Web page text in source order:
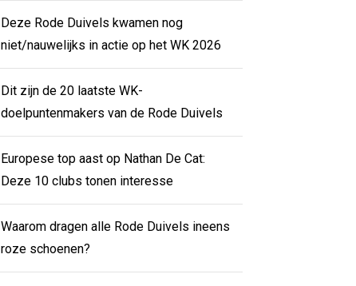
Deze Rode Duivels kwamen nog
niet/nauwelijks in actie op het WK 2026
Dit zijn de 20 laatste WK-
doelpuntenmakers van de Rode Duivels
Europese top aast op Nathan De Cat:
Deze 10 clubs tonen interesse
Waarom dragen alle Rode Duivels ineens
roze schoenen?